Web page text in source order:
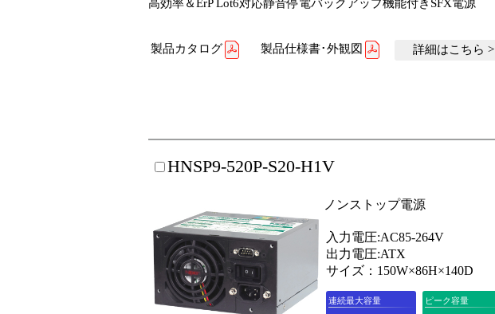
高効率＆ErP Lot6対応静音停電バックアップ機能付きSFX電源
製品カタログ 製品仕様書･外観図 詳細はこちら >
HNSP9-520P-S20-H1V
ノンストップ電源
入力電圧:AC85-264V
出力電圧:ATX
サイズ：150W×86H×140D
連続最大容量 ピーク容量